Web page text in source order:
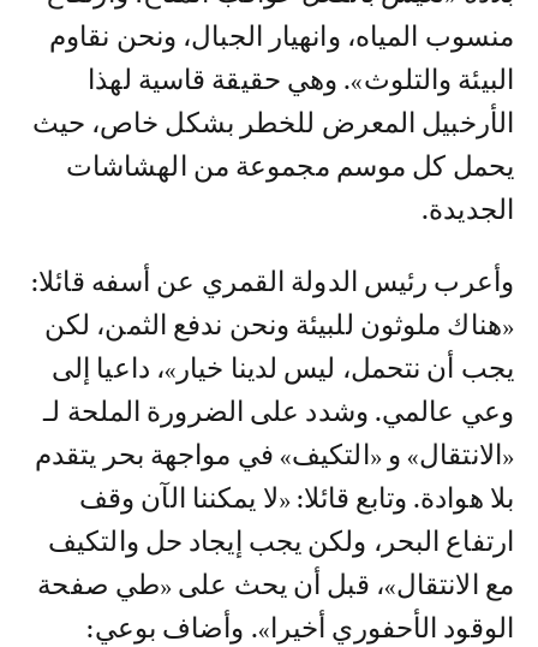
منسوب المياه، وانهيار الجبال، ونحن نقاوم
البيئة والتلوث». وهي حقيقة قاسية لهذا
الأرخبيل المعرض للخطر بشكل خاص، حيث
يحمل كل موسم مجموعة من الهشاشات
الجديدة.
وأعرب رئيس الدولة القمري عن أسفه قائلا:
«هناك ملوثون للبيئة ونحن ندفع الثمن، لكن
يجب أن نتحمل، ليس لدينا خيار»، داعيا إلى
وعي عالمي. وشدد على الضرورة الملحة لـ
«الانتقال» و «التكيف» في مواجهة بحر يتقدم
بلا هوادة. وتابع قائلا: «لا يمكننا الآن وقف
ارتفاع البحر، ولكن يجب إيجاد حل والتكيف
مع الانتقال»، قبل أن يحث على «طي صفحة
الوقود الأحفوري أخيرا». وأضاف بوعي: